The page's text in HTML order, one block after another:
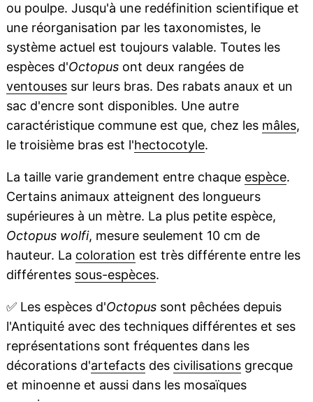
ou poulpe. Jusqu'à une redéfinition scientifique et
une réorganisation par les taxonomistes, le
système actuel est toujours valable. Toutes les
espèces d'Octopusont deux rangées de
ventousessur leurs bras. Des rabats anaux et un
sac d'encre sont disponibles. Une autre
caractéristique commune est que, chez les mâles,
le troisième bras est l'hectocotyle.
La taille varie grandement entre chaque espèce.
Certains animaux atteignent des longueurs
supérieures à un mètre. La plus petite espèce,
Octopus wolfi, mesure seulement 10 cm de
hauteur. La coloration est très différente entre les
différentes sous-espèces.
✅Les espèces d'Octopussont pêchées depuis
l'Antiquité avec des techniques différentes et ses
représentations sont fréquentes dans les
décorations d'artefactsdes civilisationsgrecque
et minoenne et aussi dans les mosaïques